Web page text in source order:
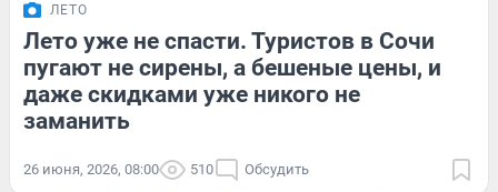
ЛЕТО
Лето уже не спасти. Туристов в Сочи
пугают не сирены, а бешеные цены, и
даже скидками уже никого не
заманить
26 июня, 2026, 08:00 510 Обсудить